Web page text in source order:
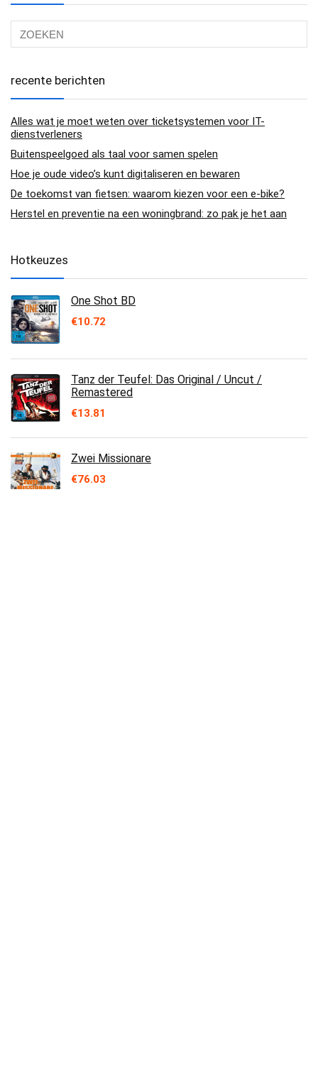
recente berichten
Alles wat je moet weten over ticketsystemen voor IT-
dienstverleners
Buitenspeelgoed als taal voor samen spelen
Hoe je oude video’s kunt digitaliseren en bewaren
De toekomst van fietsen: waarom kiezen voor een e-bike?
Herstel en preventie na een woningbrand: zo pak je het aan
Hotkeuzes
One Shot BD
€10.72
Tanz der Teufel: Das Original / Uncut /
Remastered
€13.81
Zwei Missionare
€76.03